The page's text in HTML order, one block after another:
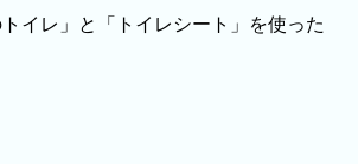
イレ」と「トイレシート」を使った